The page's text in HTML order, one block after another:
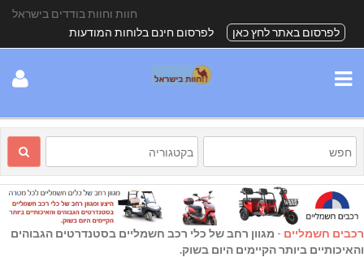
חוות וחוות בודדים בישראל
לפרסום באתר לחץ כאן
לפרסום חינם בלוחות המודעות
רכבים חשמליים - מגוון רחב של כלי רכב חשמליים בסטנדרטים הגבוהים
והאיכותיים ביותר הקיימים היום בשוק.